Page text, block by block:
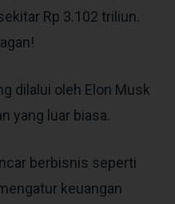
Rp 3.102 triliun.
dilalui oleh Elon Musk
yang luar biasa.
berbisnis seperti
keuangan